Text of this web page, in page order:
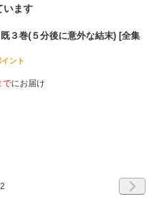
います
３巻(５分後に意外な結末) [全集
ント
でにお届け
2